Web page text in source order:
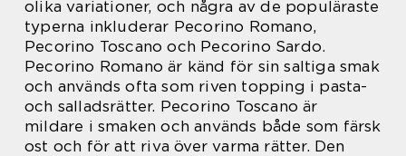
olika variationer, och några av de populäraste
typerna inkluderar Pecorino Romano,
Pecorino Toscano och Pecorino Sardo.
Pecorino Romano är känd för sin saltiga smak
och används ofta som riven topping i pasta-
och salladsrätter. Pecorino Toscano är
mildare i smaken och används både som färsk
ost och för att riva över varma rätter. Den